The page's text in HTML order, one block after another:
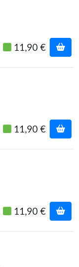
11,90 €
11,90 €
11,90 €